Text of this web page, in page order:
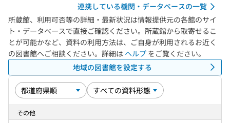
連携している機関・データベースの一覧
所蔵館、利用可否等の詳細・最新状況は情報提供元の各館のサイ
ト・データベースで直接ご確認ください。所蔵館から取寄せるこ
とが可能かなど、資料の利用方法は、ご自身が利用されるお近く
の図書館へご相談ください。詳細は ヘルプ をご覧ください。
地域の図書館を設定する
その他